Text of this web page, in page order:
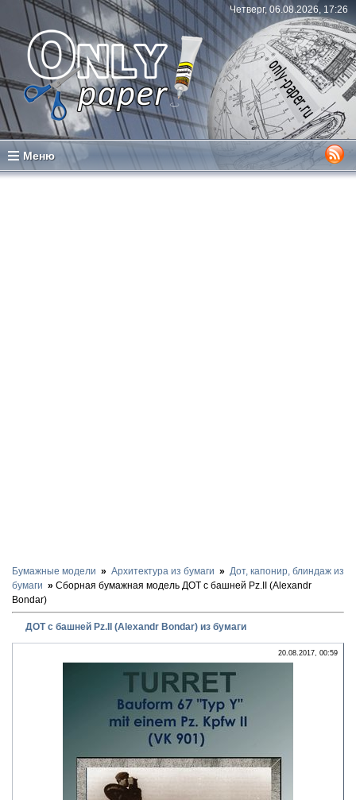
Четверг, 06.08.2026, 17:26
Меню
Бумажные модели Архитектура из бумаги
Дот, капонир, блиндаж из
бумаги
Сборная бумажная модель ДОТ с башней Pz.II (Alexandr
Bondar)
ДОТ с башней Pz.II (Alexandr Bondar) из бумаги
20.08.2017, 00:59